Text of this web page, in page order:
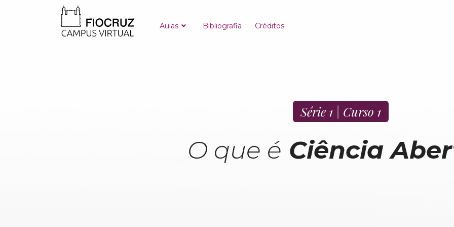
Aulas Bibliografia Créditos
Série 1 | Curso 1
O que é Ciência